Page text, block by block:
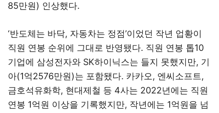
85만원) 인상했다.
‘반도체는 바닥, 자동차는 정점’이었던 작년 업황이
직원 연봉 순위에 그대로 반영됐다. 직원 연봉 톱10
기업에 삼성전자와 SK하이닉스는 들지 못했지만, 기
아(1억2576만원)는 포함됐다. 카카오, 엔씨소프트,
금호석유화학, 현대제철 등 4사는 2022년에는 직원
연봉 1억원 이상을 기록했지만, 작년에는 1억원을 넘